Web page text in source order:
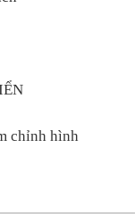
chỉnh hình